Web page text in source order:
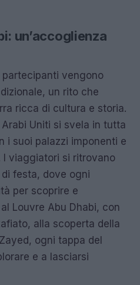
un’accoglienza
vengono
un rito che
ricca di cultura e storia.
Uniti si svela in tutta
i suoi palazzi imponenti e
viaggiatori si ritrovano
di festa, dove ogni
per scoprire e
Louvre Abu Dhabi, con
alla scoperta della
ogni tappa del
e a lasciarsi